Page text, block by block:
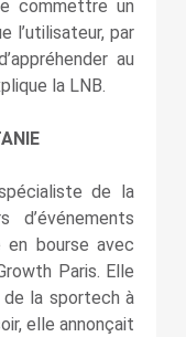
commettre un
l’utilisateur, par
au
la LNB.
de la
bourse avec
Paris. Elle
la sportech à
elle annonçait